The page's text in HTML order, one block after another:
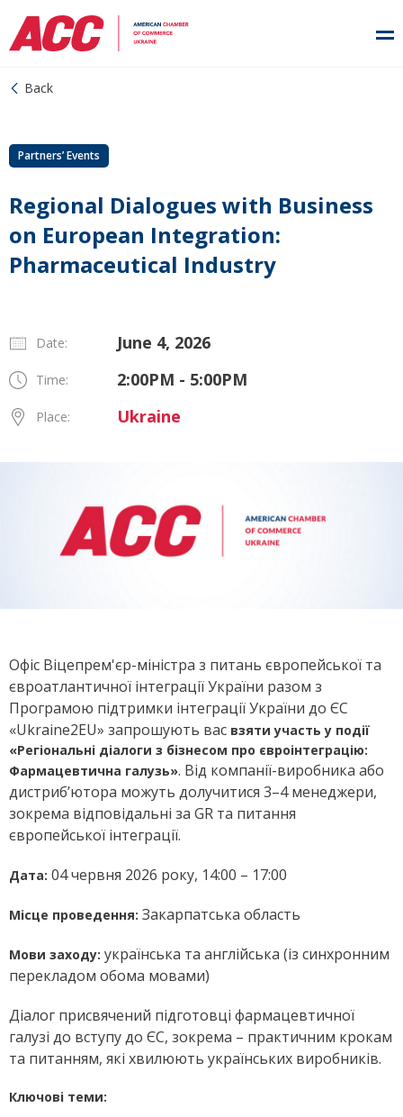
Back
Partners’ Events
Regional Dialogues with Business
on European Integration:
Pharmaceutical Industry
Date: June 4, 2026
Time: 2:00PM - 5:00PM
Place: Ukraine
Офіс Віцепрем'єр-міністра з питань європейської та
євроатлантичної інтеграції України разом з
Програмою підтримки інтеграції України до ЄС
«Ukraine2EU» запрошують вас взяти участь у події
«Регіональні діалоги з бізнесом про євроінтеграцію:
Фармацевтична галузь». Від компанії-виробника або
дистриб’ютора можуть долучитися 3–4 менеджери,
зокрема відповідальні за GR та питання
європейської інтеграції.
Дата: 04 червня 2026 року, 14:00 – 17:00
Місце проведення: Закарпатська область
Мови заходу: українська та англійська (із синхронним
перекладом обома мовами)
Діалог присвячений підготовці фармацевтичної
галузі до вступу до ЄС, зокрема – практичним крокам
та питанням, які хвилюють українських виробників.
Ключові теми: